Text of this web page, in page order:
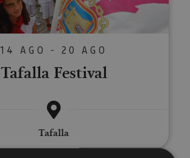
14 AGO - 20 AGO
Tafalla Festival
Tafalla